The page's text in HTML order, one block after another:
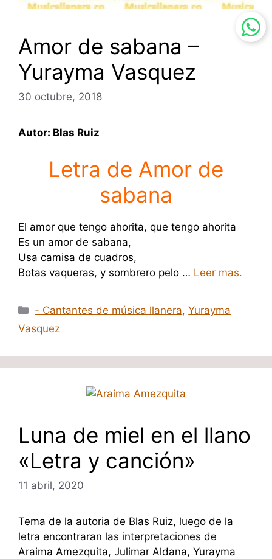
Amor de sabana –
Yurayma Vasquez
30 octubre, 2018
Autor: Blas Ruiz
Letra de Amor de
sabana
El amor que tengo ahorita, que tengo ahorita
Es un amor de sabana,
Usa camisa de cuadros,
Botas vaqueras, y sombrero pelo … Leer mas.
Categorías
- Cantantes de música llanera,Yurayma
Vasquez
Luna de miel en el llano
«Letra y canción»
11 abril, 2020
Tema de la autoria de Blas Ruiz, luego de la
letra encontraran las interpretaciones de
Araima Amezquita, Julimar Aldana, Yurayma